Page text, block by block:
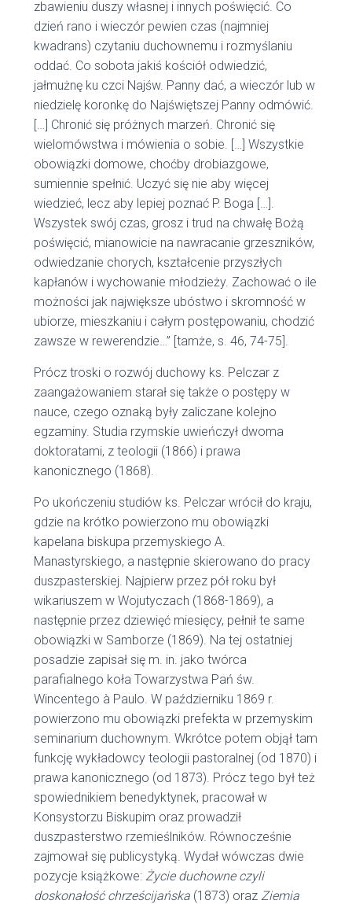
zbawieniu duszy własnej i innych poświęcić. Co
dzień rano i wieczór pewien czas (najmniej
kwadrans) czytaniu duchownemu i rozmyślaniu
oddać. Co sobota jakiś kościół odwiedzić,
jałmużnę ku czci Najśw. Panny dać, a wieczór lub w
niedzielę koronkę do Najświętszej Panny odmówić.
[…] Chronić się próżnych marzeń. Chronić się
wielomówstwa i mówienia o sobie. […] Wszystkie
obowiązki domowe, choćby drobiazgowe,
sumiennie spełnić. Uczyć się nie aby więcej
wiedzieć, lecz aby lepiej poznać P. Boga […].
Wszystek swój czas, grosz i trud na chwałę Bożą
poświęcić, mianowicie na nawracanie grzeszników,
odwiedzanie chorych, kształcenie przyszłych
kapłanów i wychowanie młodzieży. Zachować o ile
możności jak największe ubóstwo i skromność w
ubiorze, mieszkaniu i całym postępowaniu, chodzić
zawsze w rewerendzie…” [tamże, s. 46, 74-75].
Prócz troski o rozwój duchowy ks. Pelczar z
zaangażowaniem starał się także o postępy w
nauce, czego oznaką były zaliczane kolejno
egzaminy. Studia rzymskie uwieńczył dwoma
doktoratami, z teologii (1866) i prawa
kanonicznego (1868).
Po ukończeniu studiów ks. Pelczar wrócił do kraju,
gdzie na krótko powierzono mu obowiązki
kapelana biskupa przemyskiego A.
Manastyrskiego, a następnie skierowano do pracy
duszpasterskiej. Najpierw przez pół roku był
wikariuszem w Wojutyczach (1868-1869), a
następnie przez dziewięć miesięcy, pełnił te same
obowiązki w Samborze (1869). Na tej ostatniej
posadzie zapisał się m. in. jako twórca
parafialnego koła Towarzystwa Pań św.
Wincentego à Paulo. W październiku 1869 r.
powierzono mu obowiązki prefekta w przemyskim
seminarium duchownym. Wkrótce potem objął tam
funkcję wykładowcy teologii pastoralnej (od 1870) i
prawa kanonicznego (od 1873). Prócz tego był też
spowiednikiem benedyktynek, pracował w
Konsystorzu Biskupim oraz prowadził
duszpasterstwo rzemieślników. Równocześnie
zajmował się publicystyką. Wydał wówczas dwie
pozycje książkowe: Życie duchowne czyli
doskonałość chrześcijańska (1873) oraz Ziemia